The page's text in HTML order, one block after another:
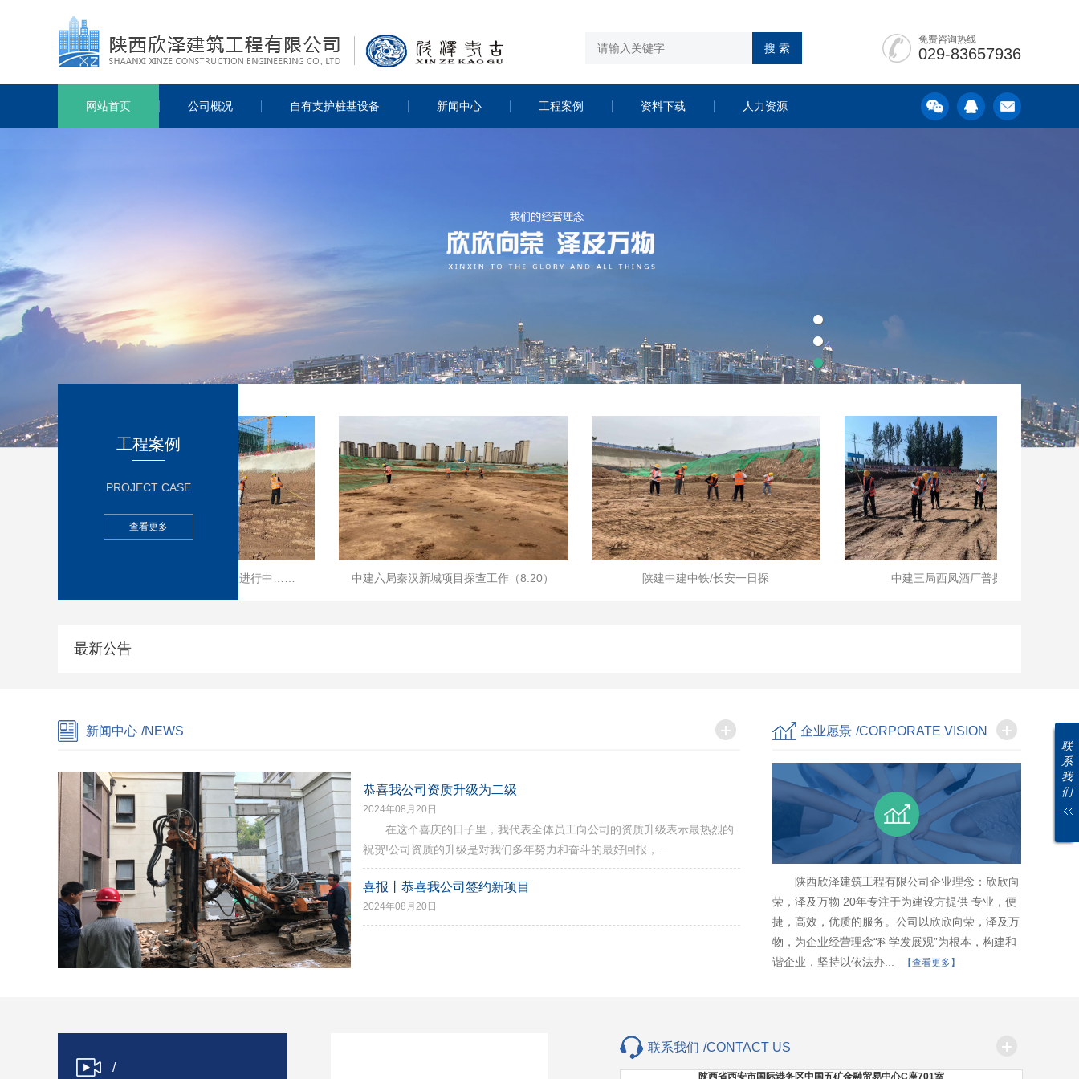
免费咨询热线
029-83657936
网站首页 公司概况 自有支护桩基设备 新闻中心 工程案例 资料下载 人力资源
工程案例
PROJECT CASE
查看更多
中建六局秦汉新城项目探查工作（8.20） 陕建中建中铁/长安一日探 中建三局西凤酒厂普探项目
最新公告
新闻中心 /NEWS
恭喜我公司资质升级为二级
2024年08月20日
在这个喜庆的日子里，我代表全体员工向公司的资质升级表示最热烈的
祝贺!公司资质的升级是对我们多年努力和奋斗的最好回报，...
喜报丨恭喜我公司签约新项目
2024年08月20日
企业愿景 /CORPORATE VISION
陕西欣泽建筑工程有限公司企业理念：欣欣向
荣，泽及万物 20年专注于为建设方提供 专业，便
捷，高效，优质的服务。公司以欣欣向荣，泽及万
物，为企业经营理念“科学发展观”为根本，构建和
谐企业，坚持以依法办...
【查看更多】
/
联系我们 /CONTACT US
陕西省西安市国际港务区中国五矿金融贸易中心C座701室
联
系
我
们